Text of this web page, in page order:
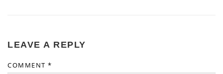
LEAVE A REPLY
COMMENT *